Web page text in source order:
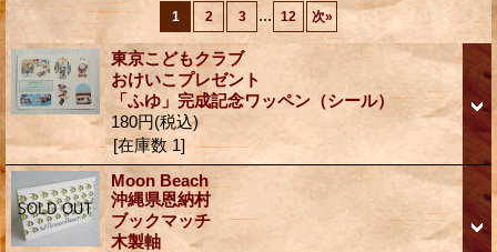
1 2 3 ... 12 次»
東京こどもクラブ
おけいこプレゼント
「ふゆ」完成記念ワッペン（シール）
180円(税込)
[在庫数 1]
Moon Beach
沖縄県恩納村
ブックマッチ
木製軸